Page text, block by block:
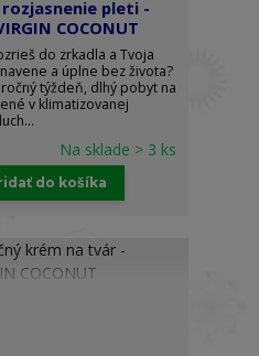
pleti -
COCONUT
do zrkadla a Tvoja
a úplne bez života?
týždeň, dlhý pobyt na
v klimatizovanej
Na sklade > 3 ks
do košíka